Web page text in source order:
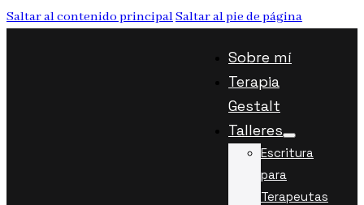
Saltar al contenido principalSaltar al pie de página
Sobre mí
Terapia
Gestalt
Talleres
Escritura
para
Terapeutas